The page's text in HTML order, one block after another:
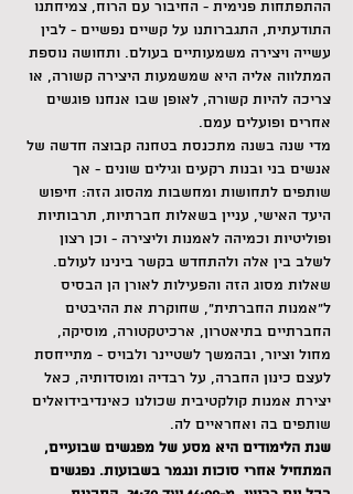
ההתפתחות פנימית - החיבור עם הרוח, צמיחתנו
התודעתית, התגברותנו על קשיים נפשיים - לבין
עשייה ויצירה משמעותיים בעולם. ותחושה נוספת
המתלווה אליה היא שמשמעות היצירה קשורה, או
צריכה להיות קשורה, לאופן שבו אנחנו פוגשים
אחרים ופועלים עמם.
מדי שנה בשנה מתכנסת בטחנה קבוצה חדשה של
אנשים בני ובנות רקעים וגילים שונים - אך
שותפים לתחושות ומחשבות מהסוג הזה: חיפוש
היעד האישי, עניין בשאלות חברתיות, תרבותיות
ופוליטיות וכמיהה לאמנות וליצירה - וכן רצון
לשלב בין אלה ולהתחדש בקשר בינינו לעולם.
שאלות מסוג הזה והפעילות לאורן הן הבסיס
ל"אמנות החברתית", שחוקרת את ההיבטים
החברתיים בתיאטרון, ארכיטקטורה, מוסיקה,
מחול וציור, ובהמשך לשטיינר ולבויס - מתייחסת
לעצם כינון החברה, על רבדיה ומוסדותיה, כאל
יצירת אמנות קולקטיבית שכולנו כאינדיבידואלים
שותפים בה ואחראיים לה.
שנת הלימודים היא מסע של מפגשים שבועיים,
המתחיל אחרי סוכות ונגמר בשבועות. נפגשים